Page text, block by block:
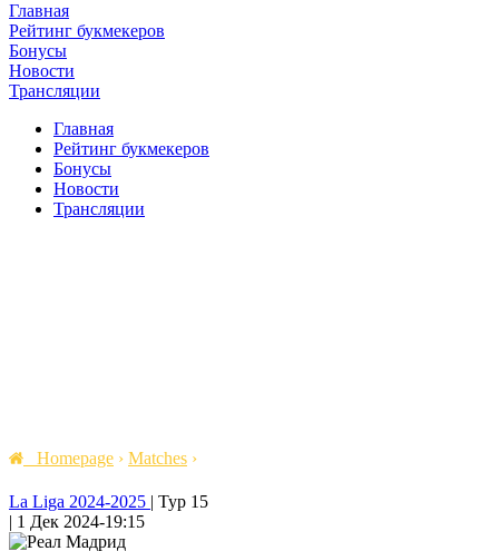
Главная
Рейтинг букмекеров
Бонусы
Новости
Трансляции
Главная
Рейтинг букмекеров
Бонусы
Новости
Трансляции
Homepage › Matches ›
La Liga 2024-2025 | Тур 15
| 1 Дек 2024-19:15